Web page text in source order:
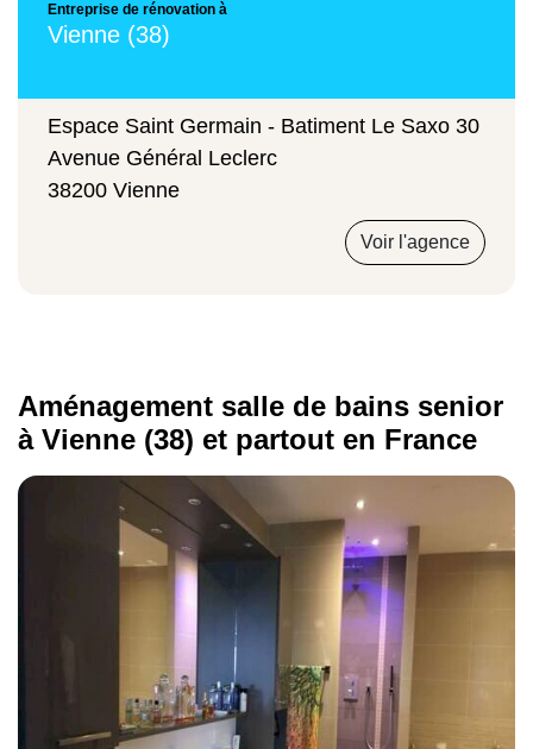
par une douche
Rénovation du carrelage
70 €/m²
En parcourantle catalogue de notre boutique
en ligne, vous aurez accès à l'ensemble de
Entreprise de rénovation à
Vienne (38)
Espace Saint Germain - Batiment Le Saxo 30
Avenue Général Leclerc
38200 Vienne
Voir l'agence
Aménagement salle de bains senior
à Vienne (38) et partout en France